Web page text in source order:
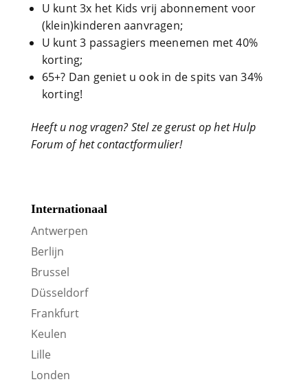
U kunt 3x het Kids vrij abonnement voor
(klein)kinderen aanvragen;
U kunt 3 passagiers meenemen met 40%
korting;
65+? Dan geniet u ook in de spits van 34%
korting!
Heeft u nog vragen? Stel ze gerust op het Hulp
Forum of het contactformulier!
Internationaal
Antwerpen
Berlijn
Brussel
Düsseldorf
Frankfurt
Keulen
Lille
Londen